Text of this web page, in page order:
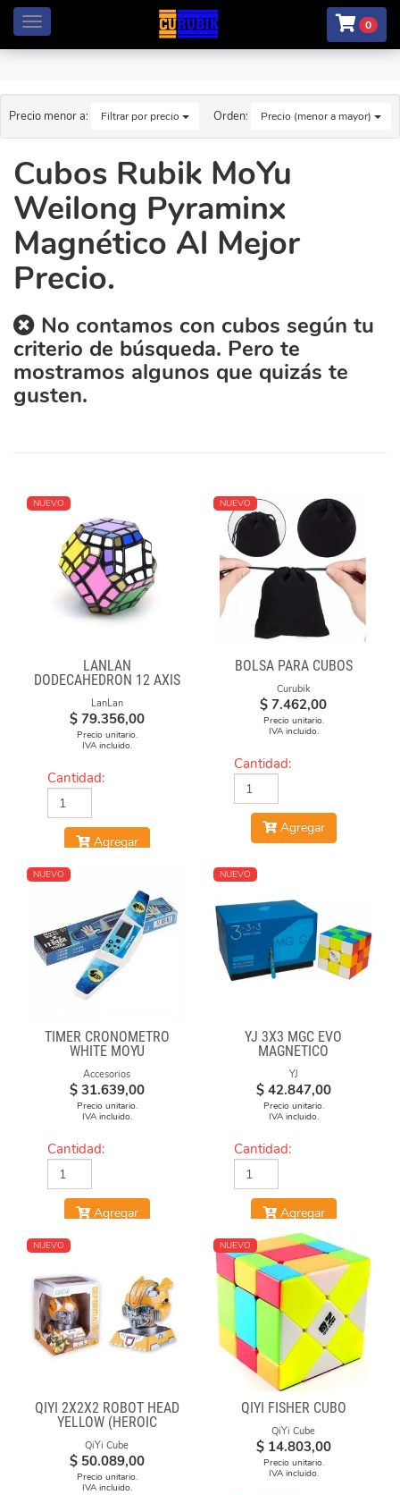
Menú 0
Precio menor a: Filtrar por precio Orden: Precio (menor a mayor)
Cubos Rubik MoYu
Weilong Pyraminx
Magnético Al Mejor
Precio.
No contamos con cubos según tu
criterio de búsqueda. Pero te
mostramos algunos que quizás te
gusten.
NUEVO
LANLAN
DODECAHEDRON 12 AXIS
LanLan
$ 79.356,00
Precio unitario.
IVA incluido.
Cantidad:
Agregar
NUEVO
BOLSA PARA CUBOS
Curubik
$ 7.462,00
Precio unitario.
IVA incluido.
Cantidad:
Agregar
NUEVO
TIMER CRONÓMETRO
WHITE MOYU
Accesorios
$ 31.639,00
Precio unitario.
IVA incluido.
Cantidad:
Agregar
NUEVO
YJ 3X3 MGC EVO
MAGNETICO
YJ
$ 42.847,00
Precio unitario.
IVA incluido.
Cantidad:
Agregar
NUEVO
QIYI 2X2X2 ROBOT HEAD
YELLOW (HEROIC
LEADER)
QiYi Cube
$ 50.089,00
Precio unitario.
IVA incluido.
NUEVO
QIYI FISHER CUBO
QiYi Cube
$ 14.803,00
Precio unitario.
IVA incluido.